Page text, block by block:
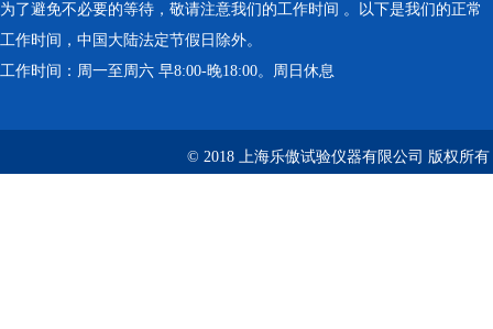
为了避免不必要的等待，敬请注意我们的工作时间 。以下是我们的正常
工作时间，中国大陆法定节假日除外。
工作时间：周一至周六 早8:00-晚18:00。周日休息
© 2018 上海乐傲试验仪器有限公司 版权所